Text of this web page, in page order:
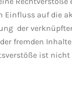
Einfluss auf die
der
fremden
ist